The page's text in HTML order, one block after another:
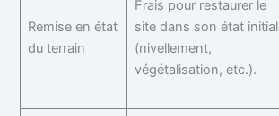
Remise en état
du terrain
Frais pour restaurer le
site dans son état initial
(nivellement,
végétalisation, etc.).